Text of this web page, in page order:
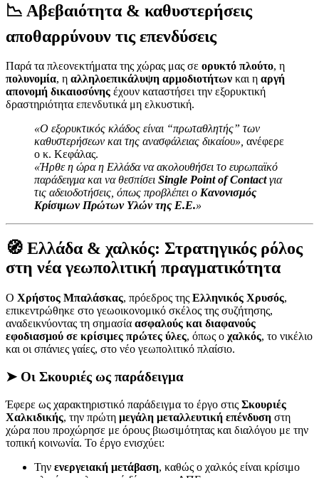
📉 Αβεβαιότητα & καθυστερήσεις
αποθαρρύνουν τις επενδύσεις
Παρά τα πλεονεκτήματα της χώρας μας σε ορυκτό πλούτο, η
πολυνομία, η αλληλοεπικάλυψη αρμοδιοτήτων και η αργή
απονομή δικαιοσύνης έχουν καταστήσει την εξορυκτική
δραστηριότητα επενδυτικά μη ελκυστική.
«Ο εξορυκτικός κλάδος είναι “πρωταθλητής” των
καθυστερήσεων και της ανασφάλειας δικαίου», ανέφερε
ο κ. Κεφάλας.
«Ήρθε η ώρα η Ελλάδα να ακολουθήσει το ευρωπαϊκό
παράδειγμα και να θεσπίσει Single Point of Contactγια
τις αδειοδοτήσεις, όπως προβλέπει ο Κανονισμός
Κρίσιμων Πρώτων Υλών της Ε.Ε.»
🧭 Ελλάδα & χαλκός: Στρατηγικός ρόλος
στη νέα γεωπολιτική πραγματικότητα
Ο Χρήστος Μπαλάσκας, πρόεδρος της Ελληνικός Χρυσός,
επικεντρώθηκε στο γεωοικονομικό σκέλος της συζήτησης,
αναδεικνύοντας τη σημασία ασφαλούς και διαφανούς
εφοδιασμού σε κρίσιμες πρώτες ύλες, όπως ο χαλκός, το νικέλιο
και οι σπάνιες γαίες, στο νέο γεωπολιτικό πλαίσιο.
➤ Οι Σκουριές ως παράδειγμα
Έφερε ως χαρακτηριστικό παράδειγμα το έργο στις Σκουριές
Χαλκιδικής, την πρώτη μεγάλη μεταλλευτική επένδυση στη
χώρα που προχώρησε με όρους βιωσιμότητας και διαλόγου με την
τοπική κοινωνία. Το έργο ενισχύει:
Την ενεργειακή μετάβαση, καθώς ο χαλκός είναι κρίσιμο